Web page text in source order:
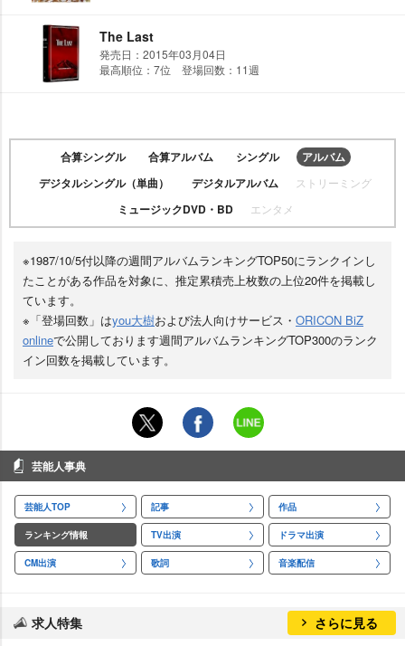
The Last
発売日：2015年03月04日
最高順位：7位 登場回数：11週
合算シングル 合算アルバム シングル
アルバム
デジタルシングル（単曲）
デジタルアルバム ストリーミング
ミュージックDVD・BD エンタメ
※1987/10/5付以降の週間アルバムランキングTOP50にランクインし
たことがある作品を対象に、推定累積売上枚数の上位20件を掲載し
ています。
※「登場回数」はyou大樹および法人向けサービス・ ORICON BiZ
onlineで公開しております週間アルバムランキングTOP300のランク
イン回数を掲載しています。
芸能人事典
芸能人TOP 記事 作品
ランキング情報 TV出演 ドラマ出演
CM出演 歌詞 音楽配信
求人特集 さらに見る